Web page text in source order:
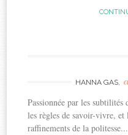
HANNA GAS,
Passionnée par les subtilités
les règles de savoir-vivre, et
raffinements de la politesse...